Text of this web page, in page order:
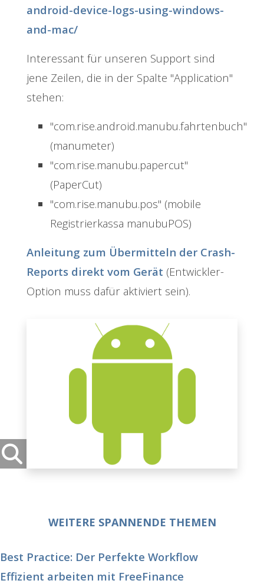
android-device-logs-using-windows-
and-mac/
Interessant für unseren Support sind
jene Zeilen, die in der Spalte "Application"
stehen:
"com.rise.android.manubu.fahrtenbuch"
(manumeter)
"com.rise.manubu.papercut"
(PaperCut)
"com.rise.manubu.pos" (mobile
Registrierkassa manubuPOS)
Anleitung zum Übermitteln der Crash-
Reports direkt vom Gerät (Entwickler-
Option muss dafür aktiviert sein).
WEITERE SPANNENDE THEMEN
Best Practice: Der Perfekte Workflow
Effizient arbeiten mit FreeFinance